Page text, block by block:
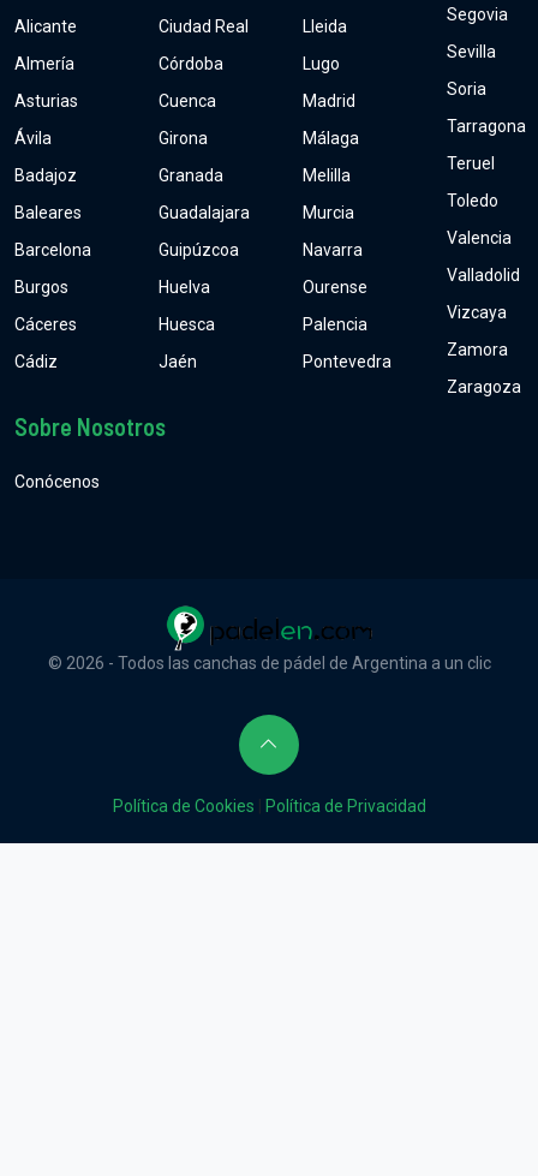
Alicante
Almería
Asturias
Ávila
Badajoz
Baleares
Barcelona
Burgos
Cáceres
Cádiz
Ciudad Real
Córdoba
Cuenca
Girona
Granada
Guadalajara
Guipúzcoa
Huelva
Huesca
Jaén
Lleida
Lugo
Madrid
Málaga
Melilla
Murcia
Navarra
Ourense
Palencia
Pontevedra
Segovia
Sevilla
Soria
Tarragona
Teruel
Toledo
Valencia
Valladolid
Vizcaya
Zamora
Zaragoza
Sobre Nosotros
Conócenos
© 2026 - Todos las canchas de pádel de Argentina a un clic
Política de Cookies Política de Privacidad